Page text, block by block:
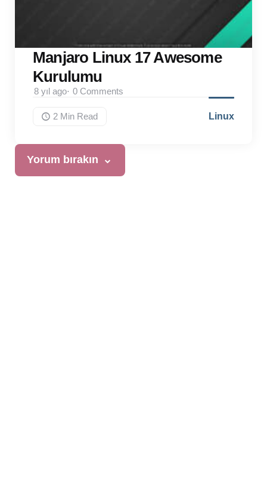
Manjaro Linux 17 Awesome
Kurulumu
8 yıl ago 0 Comments
2 Min Read Linux
Yorum bırakın